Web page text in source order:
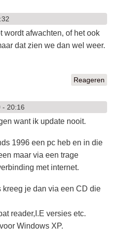
wordt afwachten, of het ook
dat zien we dan wel weer.
Reageren
- 20:16
want ik update nooit.
1996 een pc heb en in die
maar via een trage
met internet.
kreeg je dan via een CD die
reader,I.E versies etc.
Windows XP.